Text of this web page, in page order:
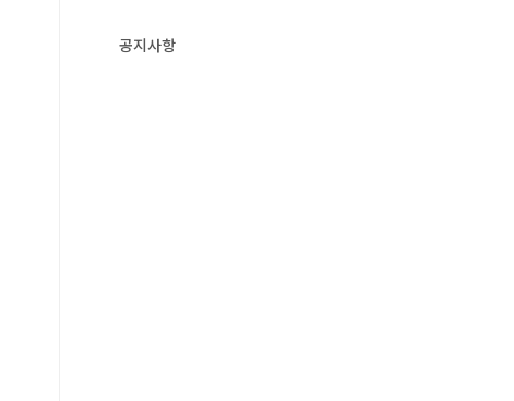
공지사항